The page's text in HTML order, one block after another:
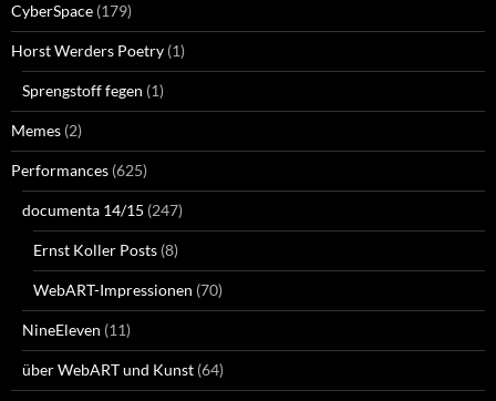
CyberSpace (179)
Horst Werders Poetry (1)
Sprengstoff fegen (1)
Memes (2)
Performances (625)
documenta 14/15 (247)
Ernst Koller Posts (8)
WebART-Impressionen (70)
NineEleven (11)
über WebART und Kunst (64)